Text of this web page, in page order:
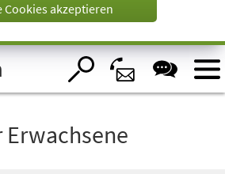
Cookies akzeptieren